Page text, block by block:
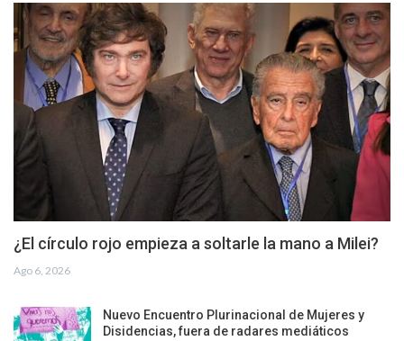
¿El círculo rojo empieza a soltarle la mano a Milei?
Ago 6, 2026
Nuevo Encuentro Plurinacional de Mujeres y
Disidencias, fuera de radares mediáticos